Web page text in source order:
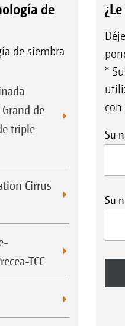
de
de siembra
de
triple
Cirrus
TCC
*
Su
Su